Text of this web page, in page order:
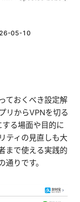
05-10
ておくべき設定解
リからVPNを切る
る場面や目的に
ティの見直しも大
まで使える実践的
りです。